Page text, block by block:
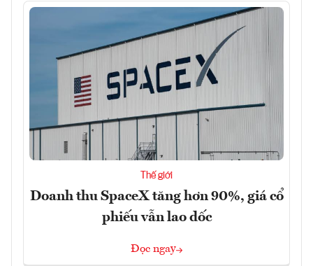
Thế giới
Doanh thu SpaceX tăng hơn 90%, giá cổ
phiếu vẫn lao dốc
Đọc ngay